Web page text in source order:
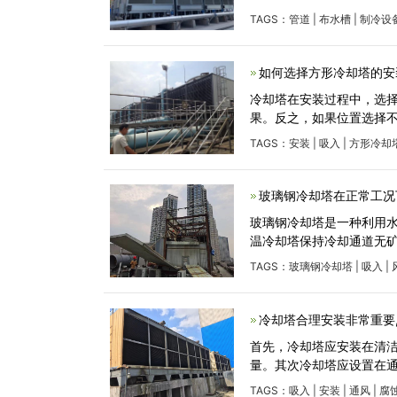
TAGS： 管道 布水槽 制冷设
如何选择方形冷却塔的
冷却塔在安装过程中，选
果。反之，如果位置选择
TAGS： 安装 吸入 方形冷却
玻璃钢冷却塔在正常工
玻璃钢冷却塔是一种利用
温冷却塔保持冷却通道无
TAGS： 玻璃钢冷却塔 吸入
冷却塔合理安装非常重
首先，冷却塔应安装在清
量。其次冷却塔应设置在
TAGS： 吸入 安装 通风 腐